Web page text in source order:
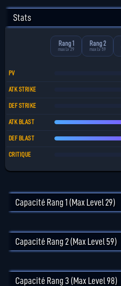
Stats
Rang 1
max Lv 29
Rang 2
max Lv 59
PV
ATK STRIKE
DEF STRIKE
ATK BLAST
DEF BLAST
CRITIQUE
Capacité Rang 1 (max Level 29)
Capacité Rang 2 (max Level 59)
Capacité Rang 3 (max Level 98)